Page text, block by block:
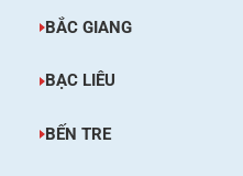
BẮC GIANG
BẠC LIÊU
BẾN TRE